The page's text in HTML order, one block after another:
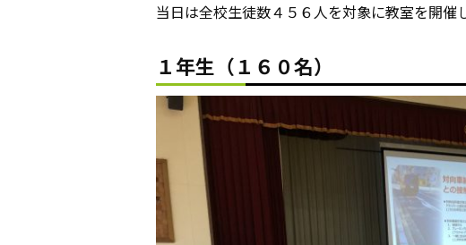
当日は全校生徒数４５６人を対象に教室を開催
１年生（１６０名）